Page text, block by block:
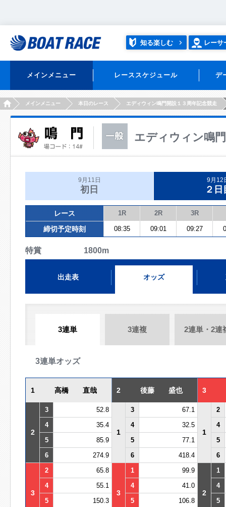
知る楽しむ レーサ
メインメニュー レーススケジュール デ
HOMEメインメニュー 本日のレース エディウィン鳴門開設１３周年記念競走
エディウィン鳴
9月11日
初日
9月12
２日
レース 1R 2R 3R
締切予定時刻 08:35 09:01 09:27
特賞 1800m
出走表 オッズ
3連単 3連複 2連単・2連
3連単オッズ
1 高橋 直哉 2 後藤 盛也 3
2
3 52.8
1
3 67.1
1
2
4
35.4 4 32.5
4
5
85.9 5 77.1
5
6
274.9 6 418.4 6
3
2 65.8
3
1 99.9
2
1
4
55.1 4 41.0
4
5
150.3 5 106.8
5